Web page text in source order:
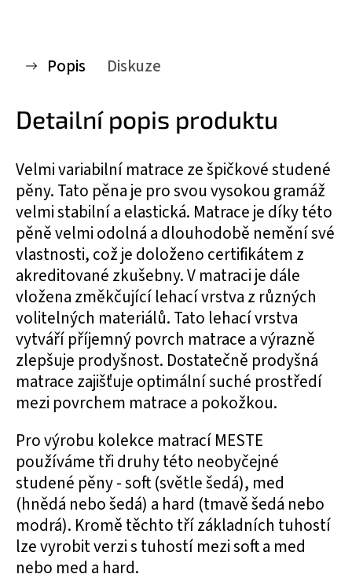
Popis Diskuze
Detailní popis produktu
Velmi variabilní matrace ze špičkové studené
pěny. Tato pěna je pro svou vysokou gramáž
velmi stabilní a elastická. Matrace je díky této
pěně velmi odolná a dlouhodobě nemění své
vlastnosti, což je doloženo certifikátem z
akreditované zkušebny. V matraci je dále
vložena změkčující lehací vrstva z různých
volitelných materiálů. Tato lehací vrstva
vytváří příjemný povrch matrace a výrazně
zlepšuje prodyšnost. Dostatečně prodyšná
matrace zajišťuje optimální suché prostředí
mezi povrchem matrace a pokožkou.
Pro výrobu kolekce matrací MESTE
používáme tři druhy této neobyčejné
studené pěny - soft (světle šedá), med
(hnědá nebo šedá) a hard (tmavě šedá nebo
modrá). Kromě těchto tří základních tuhostí
lze vyrobit verzi s tuhostí mezi soft a med
nebo med a hard.